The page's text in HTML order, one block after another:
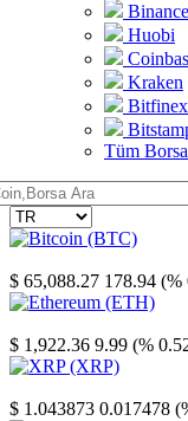
Binance
Huobi
Kraken
Bitfinex
Tüm
$ 65,088.27 178.94 (%
$ 1,922.36 9.99 (%
$ 1.043873 0.017478